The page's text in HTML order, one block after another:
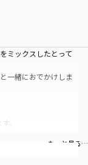
もっと見る…
ミックスしたとって
一緒におでかけしま
。